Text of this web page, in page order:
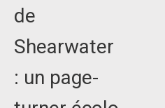
de
Shearwater
: un page-